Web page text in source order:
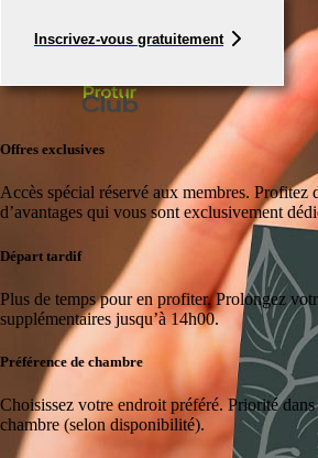
Inscrivez-vous gratuitement
Offres exclusives
Accès spécial réservé aux membres. Profitez
d’avantages qui vous sont exclusivement
Départ tardif
Plus de temps pour en profiter. Prolongez
supplémentaires jusqu’à 14h00.
Préférence de chambre
Choisissez votre endroit préféré. Priorité
chambre (selon disponibilité).